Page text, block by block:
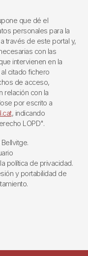
que dé el
personales para la
través de este portal y,
con las
intervienen en la
citado fichero
de acceso,
relación con la
por escrito a
, indicando
LOPD".
política de privacidad.
y portabilidad de